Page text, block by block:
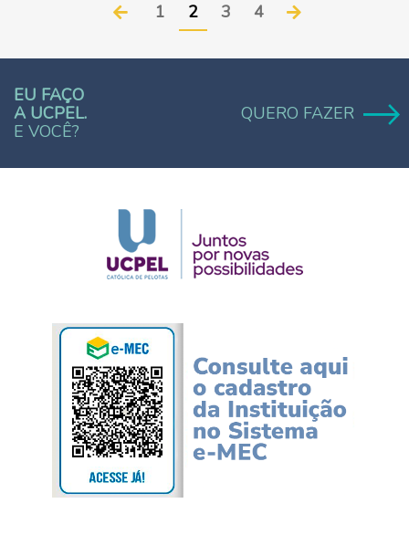
1 2 3 4
EU FAÇO
A UCPEL.
E VOCÊ?
QUERO FAZER